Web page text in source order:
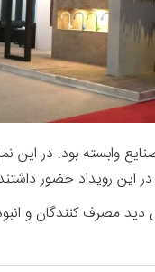
و صنایع وابسته بود.